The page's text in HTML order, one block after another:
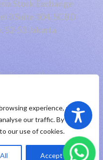
experience, serve
our traffic. By
our use of cookies.
Accept All
Stock Exchange
3 Suite 304, SCBD
52-53 Jakarta
by
Trademark